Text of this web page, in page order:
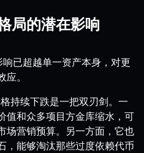
局的潜在影响
已超越单一资产本身，对更
。
持续下跌是一把双刃剑。一
值和众多项目方金库缩水，可
场营销预算。另一方面，它也
，能够淘汰那些过度依赖代币